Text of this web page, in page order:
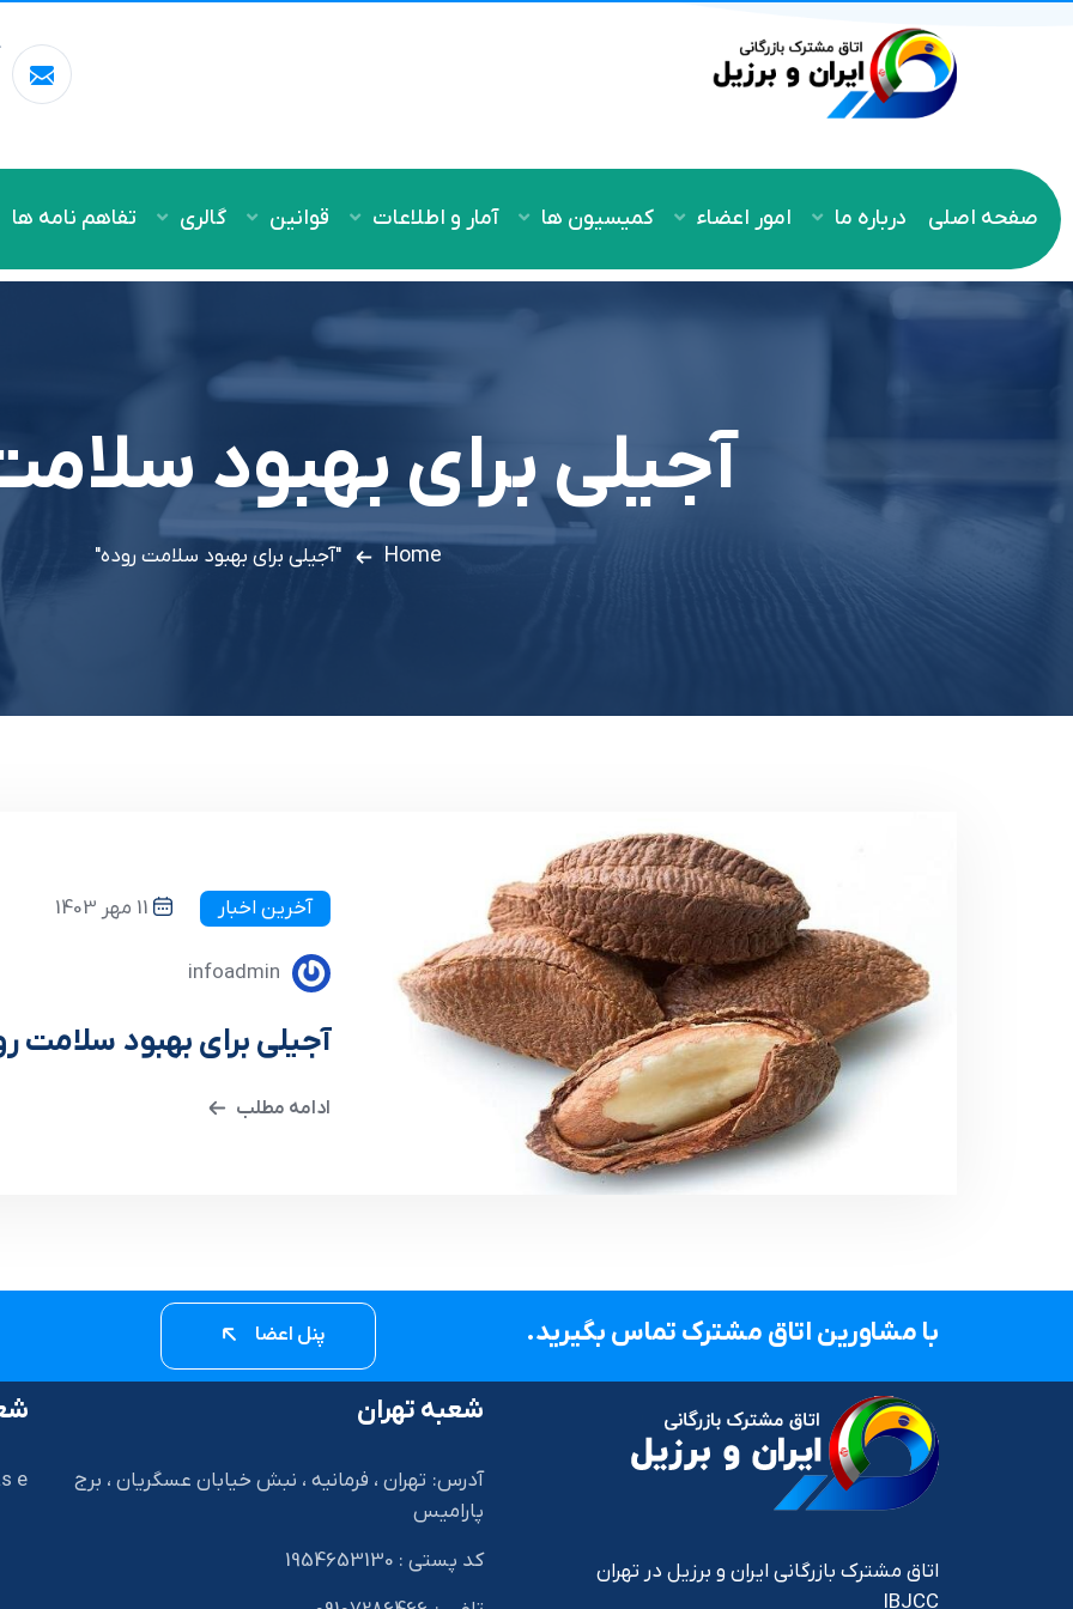
صفحه اصلی درباره ما امور اعضاء کمیسیون ها آمار و اطلاعات قوانین گالری تفاهم نامه ها
آجیلی برای بهبود
Home "آجیلی برای بهبود سلامت روده"
آخرین اخبار 11 مهر 1403
infoadmin
آجیلی برای بهبود سلامت
ادامه مطلب
با مشاورین اتاق مشترک تماس بگیرید. پنل اعضا
اتاق مشترک بازرگانی ایران و برزیل در تهران
IBJCC
شعبه تهران
آدرس: تهران ، فرمانیه ، نبش خیابان عسگریان ، برج
پارامیس
کد پستی : 1954653130
e